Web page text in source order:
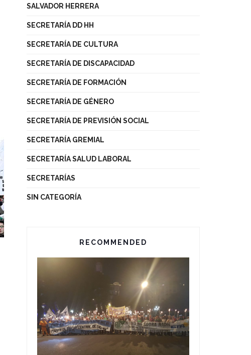
SALVADOR HERRERA
SECRETARÍA DD HH
SECRETARÍA DE CULTURA
SECRETARÍA DE DISCAPACIDAD
SECRETARÍA DE FORMACIÓN
SECRETARÍA DE GÉNERO
SECRETARÍA DE PREVISIÓN SOCIAL
SECRETARÍA GREMIAL
SECRETARÍA SALUD LABORAL
SECRETARÍAS
SIN CATEGORÍA
RECOMMENDED